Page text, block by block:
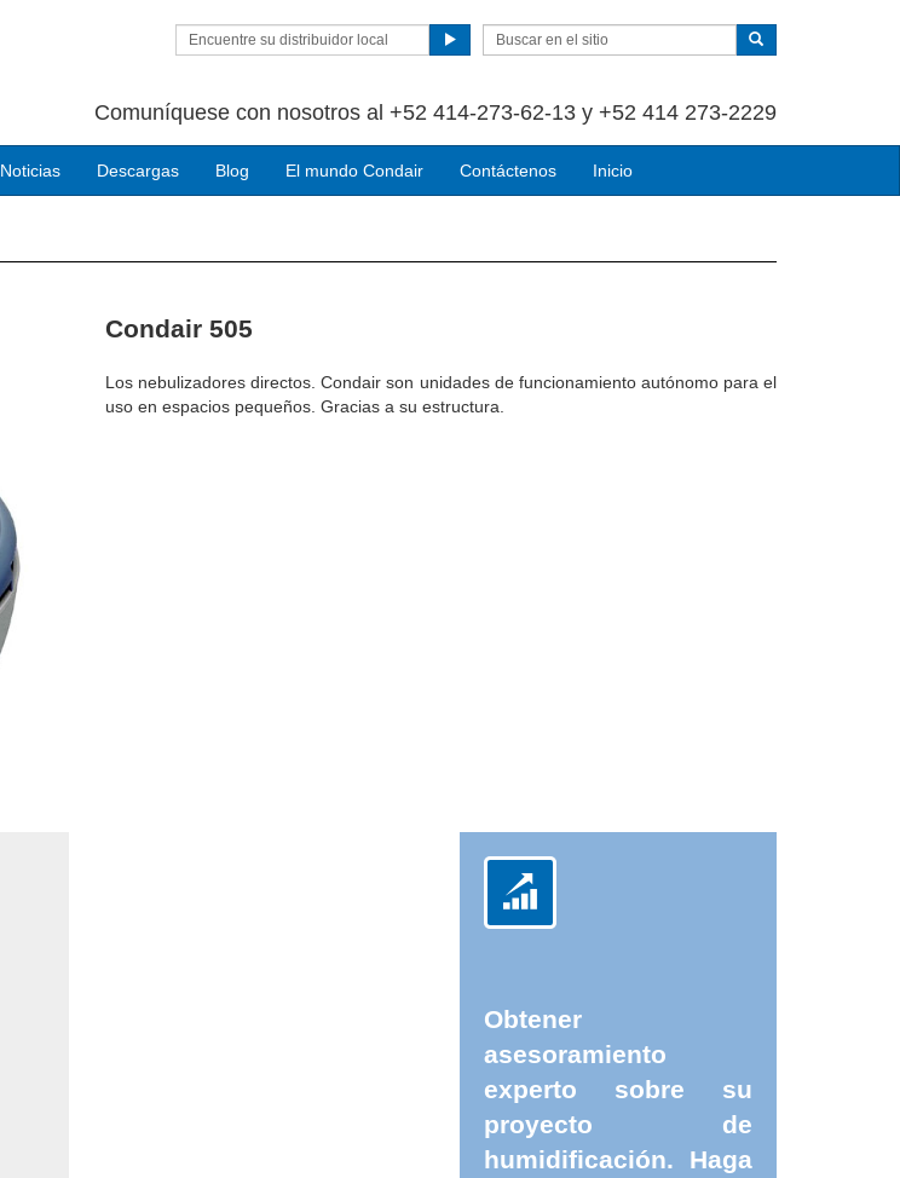
Encuentre su distribuidor local
Comuníquese con nosotros al +52 414-273-62-13 y +52 414 273-2229
Noticias Descargas Blog El mundo Condair Contáctenos Inicio
Condair 505
Los nebulizadores directos. Condair son unidades de funcionamiento autónomo para el
uso en espacios pequeños. Gracias a su estructura.
Obtener
asesoramiento
experto sobre su
proyecto de
humidificación. Haga